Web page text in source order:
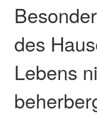
des
Lebens